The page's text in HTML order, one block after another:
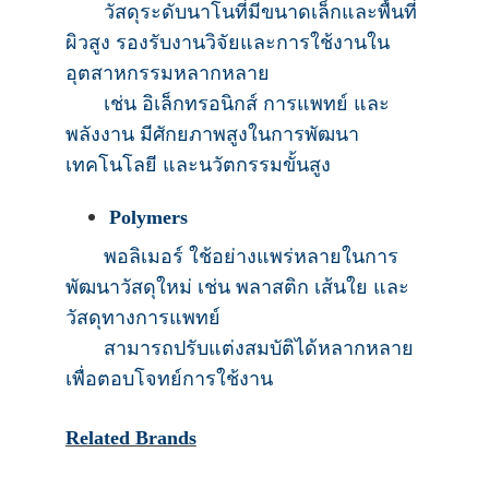
วัสดุระดับนาโนที่มีขนาดเล็กและพื้นที่
ผิวสูง รองรับงานวิจัยและการใช้งานใน
อุตสาหกรรมหลากหลาย
เช่น อิเล็กทรอนิกส์ การแพทย์ และ
พลังงาน มีศักยภาพสูงในการพัฒนา
เทคโนโลยี และนวัตกรรมขั้นสูง
Polymers
พอลิเมอร์ ใช้อย่างแพร่หลายในการ
พัฒนาวัสดุใหม่ เช่น พลาสติก เส้นใย และ
วัสดุทางการแพทย์
สามารถปรับแต่งสมบัติได้หลากหลาย
เพื่อตอบโจทย์การใช้งาน
Related Brands